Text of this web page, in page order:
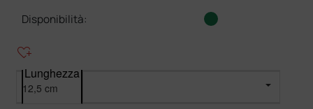
Disponibilità:
heart_plus
Lunghezza